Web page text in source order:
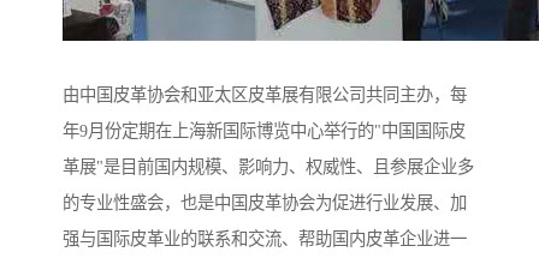
由中国皮革协会和亚太区皮革展有限公司共同主办，每
年9月份定期在上海新国际博览中心举行的"中国国际皮
革展"是目前国内规模、影响力、权威性、且参展企业多
的专业性盛会，也是中国皮革协会为促进行业发展、加
强与国际皮革业的联系和交流、帮助国内皮革企业进一